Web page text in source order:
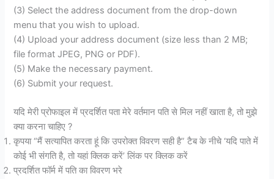
(3) Select the address document from the drop-down
menu that you wish to upload.
(4) Upload your address document (size less than 2 MB;
file format JPEG, PNG or PDF).
(5) Make the necessary payment.
(6) Submit your request.
यदि मेरी प्रोफाइल में प्रदर्शित पता मेरे वर्तमान पति से मिल नहीं खाता है, तो मुझे
क्या करना चाहिए ?
कृपया “मैं सत्यापित करता हूं कि उपरोक्त विवरण सही है” टैब के नीचे ‘यदि पाते में
कोई भी संगति है, तो यहां क्लिक करें’ लिंक पर क्लिक करें
प्रदर्शित फॉर्म में पति का विवरण भरे